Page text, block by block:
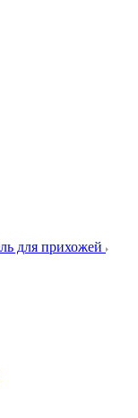
для прихожей